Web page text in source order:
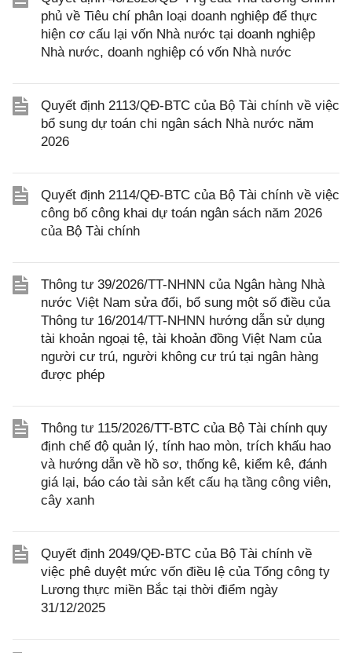
phủ về Tiêu chí phân loại doanh nghiệp để thực
hiện cơ cấu lại vốn Nhà nước tại doanh nghiệp
Nhà nước, doanh nghiệp có vốn Nhà nước
Quyết định 2113/QĐ-BTC của Bộ Tài chính về việc
bổ sung dự toán chi ngân sách Nhà nước năm
2026
Quyết định 2114/QĐ-BTC của Bộ Tài chính về việc
công bố công khai dự toán ngân sách năm 2026
của Bộ Tài chính
Thông tư 39/2026/TT-NHNN của Ngân hàng Nhà
nước Việt Nam sửa đổi, bổ sung một số điều của
Thông tư 16/2014/TT-NHNN hướng dẫn sử dụng
tài khoản ngoại tệ, tài khoản đồng Việt Nam của
người cư trú, người không cư trú tại ngân hàng
được phép
Thông tư 115/2026/TT-BTC của Bộ Tài chính quy
định chế độ quản lý, tính hao mòn, trích khấu hao
và hướng dẫn về hồ sơ, thống kê, kiểm kê, đánh
giá lại, báo cáo tài sản kết cấu hạ tầng công viên,
cây xanh
Quyết định 2049/QĐ-BTC của Bộ Tài chính về
việc phê duyệt mức vốn điều lệ của Tổng công ty
Lương thực miền Bắc tại thời điểm ngày
31/12/2025